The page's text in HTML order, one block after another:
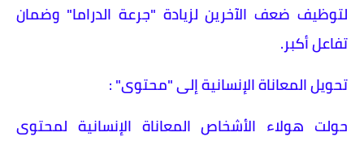
لتوظيف ضعف الآخرين لزيادة "جرعة الدراما" وضمان
تفاعل أكبر.
تحويل المعاناة الإنسانية إلى "محتوى" :
حولت هولاء الأشخاص المعاناة الإنسانية لمحتوى